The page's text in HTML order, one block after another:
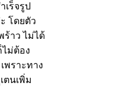
ร็จรูป
โดยตัว
าว ไม่ได้
ม่ต้อง
พราะทาง
ตนเพิ่ม